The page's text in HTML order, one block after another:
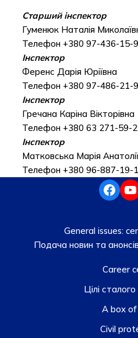
Старший інспектор
Гуменюк Наталія
Телефон +380 97-436-15-
Інспектор
Ференс Дарія Юріївна
Телефон +380 97-486-21-
Інспектор
Гречана Каріна Вікторівна
Телефон +380 63 271-59-
Інспектор
Матковська Марія
Телефон +380 96-887-19-
General issues:
Подача новин та
Career
Цілі
A box
Civil